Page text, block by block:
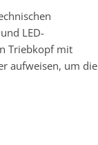
LED-
Triebkopf mit
aufweisen, um die